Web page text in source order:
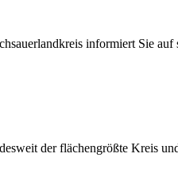
informiert Sie
der flächengrößte Kreis